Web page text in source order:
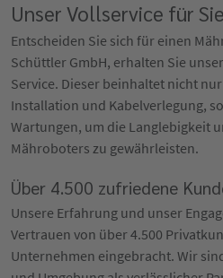
Unser Vollservice für Sie
Entscheiden Sie sich für einen
Schüttler GmbH, erhalten Sie
Service. Dieser beinhaltet nicht
Installation und Kabelverlegung,
Wartungen, um die Langlebigkeit
Mähroboters zu gewährleisten.
Über 4.500 zufriedene
Unsere Erfahrung und unser
Vertrauen von über 4.500
Unternehmen eingebracht. Wir